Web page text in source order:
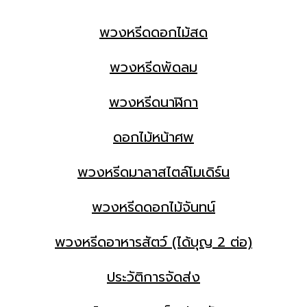
พวงหรีดดอกไม้สด
พวงหรีดพัดลม
พวงหรีดนาฬิกา
ดอกไม้หน้าศพ
พวงหรีดมาลาสไตล์โมเดิร์น
พวงหรีดดอกไม้จันทน์
พวงหรีดอาหารสัตว์ (ได้บุญ 2 ต่อ)
ประวัติการจัดส่ง